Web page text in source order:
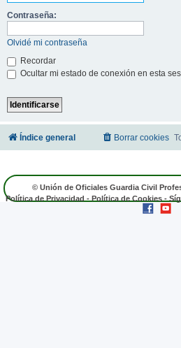
Contraseña:
Olvidé mi contraseña
Recordar
Ocultar mi estado de conexión en esta
Índice general Borrar cookies
© Unión de Oficiales Guardia Civil
Política de Privacidad - Política de Cookies -